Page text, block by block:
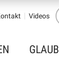
Videos